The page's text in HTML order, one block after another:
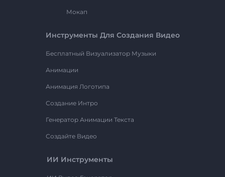
Мокап
Инструменты Для Создания Видео
Бесплатный Визуализатор Музыки
Анимации
Анимация Логотипа
Создание Интро
Генератор Анимации Текста
Создайте Видео
ИИ Инструменты